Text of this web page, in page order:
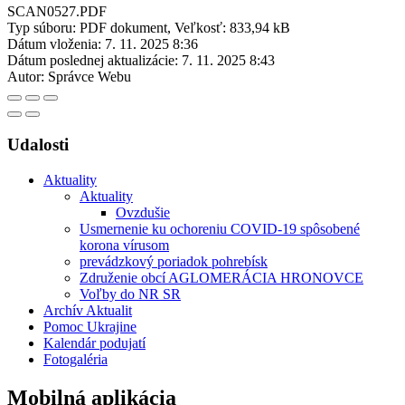
SCAN0527.PDF
Typ súboru: PDF dokument, Veľkosť: 833,94 kB
Dátum vloženia: 7. 11. 2025 8:36
Dátum poslednej aktualizácie: 7. 11. 2025 8:43
Autor: Správce Webu
Udalosti
Aktuality
Aktuality
Ovzdušie
Usmernenie ku ochoreniu COVID-19 spôsobené
korona vírusom
prevádzkový poriadok pohrebísk
Združenie obcí AGLOMERÁCIA HRONOVCE
Voľby do NR SR
Archív Aktualit
Pomoc Ukrajine
Kalendár podujatí
Fotogaléria
Mobilná aplikácia